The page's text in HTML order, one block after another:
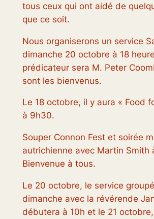
tous ceux qui ont aidé de
que ce soit.
Nous organiserons un service
dimanche 20 octobre à 18
prédicateur sera M. Peter
sont les bienvenus.
Le 18 octobre, il y aura « Food
à 9h30.
Souper Connon Fest et soirée
autrichienne avec Martin Smith
Bienvenue à tous.
Le 20 octobre, le service
dimanche avec la révérende
débutera à 10h et le 21